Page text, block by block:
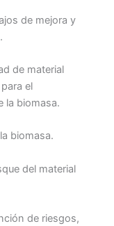
de mejora y
de material
el
la biomasa.
biomasa.
del material
de riesgos,